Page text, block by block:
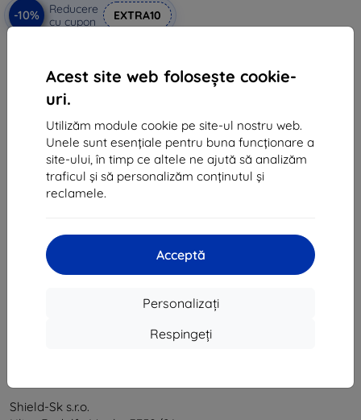
Acest site web folosește cookie-
uri.
Utilizăm module cookie pe site-ul nostru web.
Unele sunt esențiale pentru buna funcționare a
site-ului, în timp ce altele ne ajută să analizăm
traficul și să personalizăm conținutul și
reclamele.
Acceptă
Personalizați
Respingeți
-10%
Reducere
cu cupon
EXTRA10
Everyday Slim
53 lei
48 lei
În stoc > 5 buc
din total
«
Shield-Sk s.r.o.